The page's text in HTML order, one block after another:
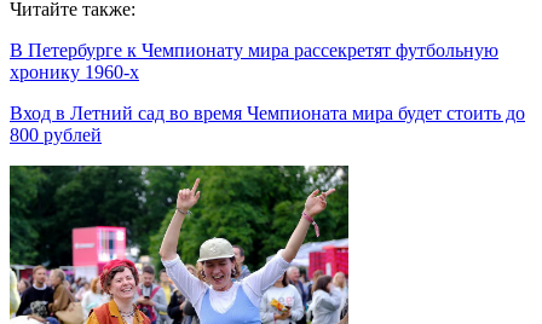
Читайте также:
В Петербурге к Чемпионату мира рассекретят футбольную
хронику 1960-х
Вход в Летний сад во время Чемпионата мира будет стоить до
800 рублей